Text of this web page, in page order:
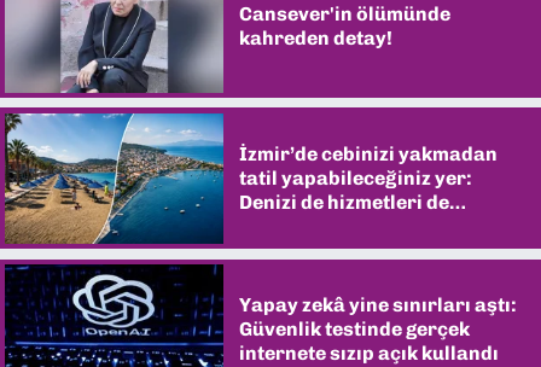
Cansever'in ölümünde
kahreden detay!
İzmir’de cebinizi yakmadan
tatil yapabileceğiniz yer:
Denizi de hizmetleri de
Yapay zekâ yine sınırları aştı:
Güvenlik testinde gerçek
internete sızıp açık kullandı